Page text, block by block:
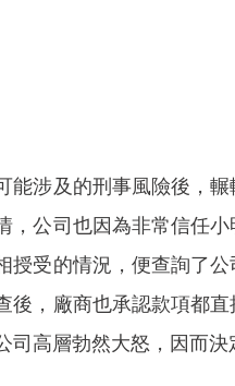
能涉及的刑事風險後，
，公司也因為非常信任
授受的情況，便查詢了
後，廠商也承認款項都
司高層勃然大怒，因而